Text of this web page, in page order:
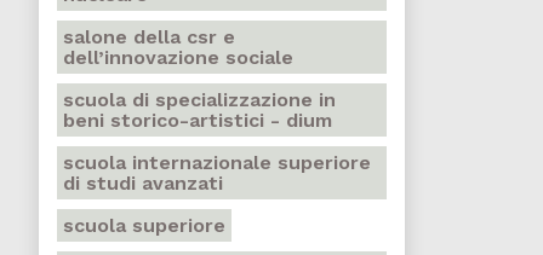
salone della csr e
dell’innovazione sociale
scuola di specializzazione in
beni storico-artistici - dium
scuola internazionale superiore
di studi avanzati
scuola superiore